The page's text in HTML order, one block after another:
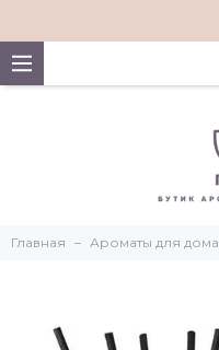
Главная Ароматы для дома